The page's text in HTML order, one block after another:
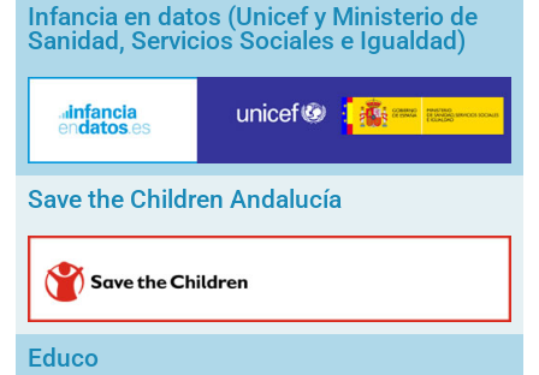
Infancia en datos (Unicef y Ministerio de
Sanidad, Servicios Sociales e Igualdad)
Save the Children Andalucía
Educo